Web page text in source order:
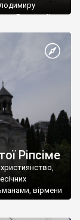
Василю ІІ, та
Таврійського
Ріпсіме
вірмени